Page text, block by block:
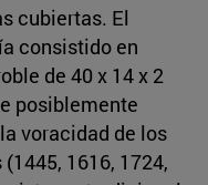
cubiertas. El
consistido en
de 40 x 14 x 2
posiblemente
voracidad de los
1616, 1724,